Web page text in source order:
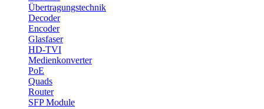
Übertragungstechnik
Decoder
Encoder
Glasfaser
HD-TVI
Medienkonverter
PoE
Quads
Router
SFP Module